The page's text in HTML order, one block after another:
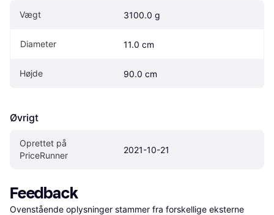
Vægt 3100.0 g
Diameter 11.0 cm
Højde 90.0 cm
Øvrigt
Oprettet på
PriceRunner
2021-10-21
Feedback
Ovenstående oplysninger stammer fra forskellige eksterne